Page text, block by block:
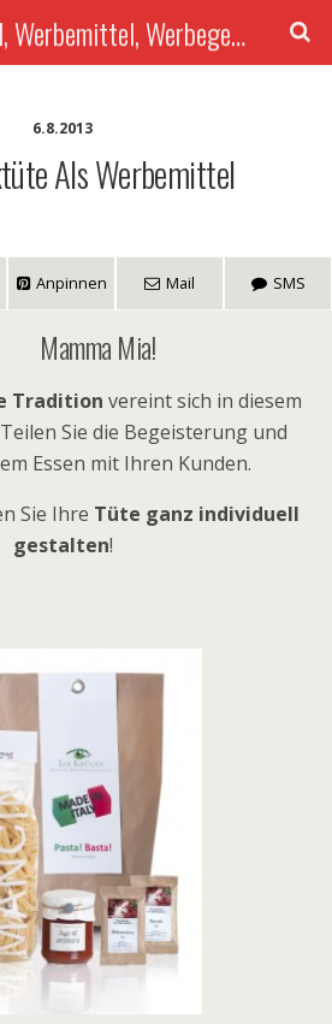
Werbeartikel, Werbemittel, Werbegeschenke mit Druck, Give-Aways...
6.8.2013
Als Werbemittel
Anpinnen Mail SMS
Mia!
Tradition vereint sich in diesem
Sie die Begeisterung und
Essen mit Ihren Kunden.
Sie Ihre Tüte ganz individuell
gestalten!